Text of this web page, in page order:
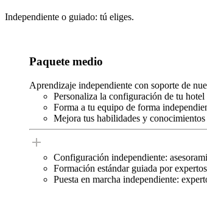
Independiente o guiado: tú eliges.
Paquete medio
Aprendizaje independiente con soporte de
Personaliza la configuración de tu
Forma a tu equipo de forma
Mejora tus habilidades y
Configuración independiente:
Formación estándar guiada por
Puesta en marcha independiente: